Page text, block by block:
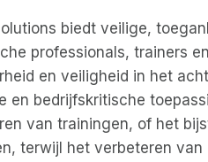
biedt veilige,
professionals, trainers
en veiligheid in het
en bedrijfskritische
van trainingen, of het
terwijl het verbeteren